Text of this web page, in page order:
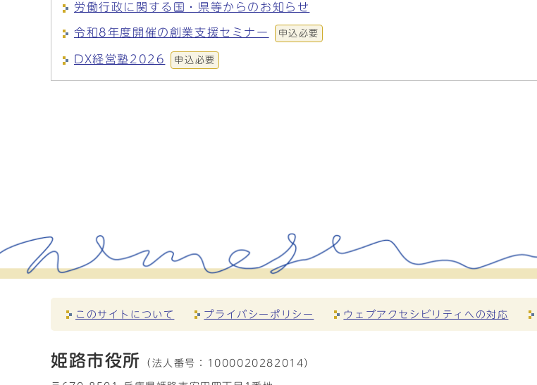
労働行政に関する国・県等からのお知らせ
令和8年度開催の創業支援セミナー 申込必要
DX経営塾2026 申込必要
このサイトについて プライバシーポリシー ウェブアクセシビリティへの対応
姫路市役所 （法人番号： 1000020282014）